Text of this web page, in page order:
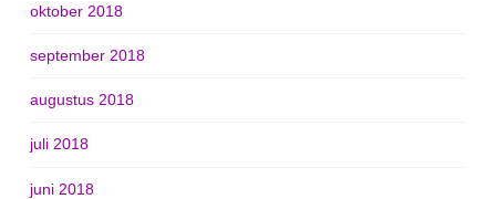
oktober 2018
september 2018
augustus 2018
juli 2018
juni 2018